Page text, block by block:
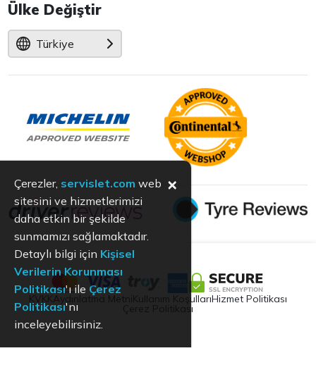
Ülke Değiştir
Türkiye
Aydınlatma Metni Kullanım KoşullarıHizmet Politikası
Çerez Politikası
Çerezler, servislet.com web
sitesini ve hizmetlerimizi
daha etkin bir şekilde
sunmamızı sağlamaktadır.
Detaylı bilgi için Kişisel
Verilerin Korunması
Politikası'ı ile Çerez
Politikası'nı
inceleyebilirsiniz.
×